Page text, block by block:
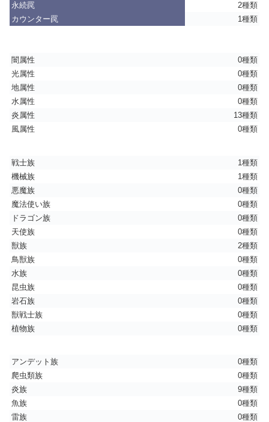
永続罠
2種類
カウンター罠
1種類
闇属性
0種類
光属性
0種類
地属性
0種類
水属性
0種類
炎属性
13種類
風属性
0種類
戦士族
1種類
機械族
1種類
悪魔族
0種類
魔法使い族
0種類
ドラゴン族
0種類
天使族
0種類
獣族
2種類
鳥獣族
0種類
水族
0種類
昆虫族
0種類
岩石族
0種類
獣戦士族
0種類
植物族
0種類
アンデット族
0種類
爬虫類族
0種類
炎族
9種類
魚族
0種類
雷族
0種類